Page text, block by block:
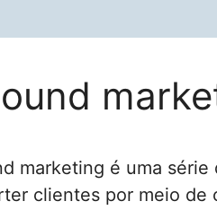
marketing é uma
clientes por meio de